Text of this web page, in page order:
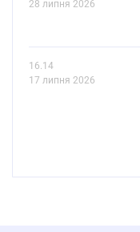
28 липня 2026
16.14
17 липня 2026